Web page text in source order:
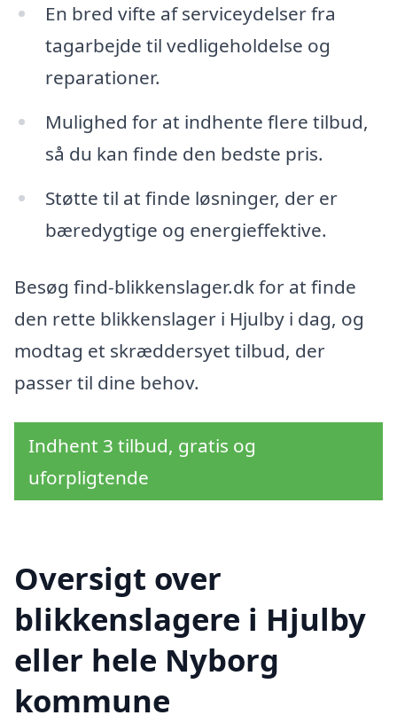
En bred vifte af serviceydelser fra
tagarbejde til vedligeholdelse og
reparationer.
Mulighed for at indhente flere tilbud,
så du kan finde den bedste pris.
Støtte til at finde løsninger, der er
bæredygtige og energieffektive.
Besøg find-blikkenslager.dk for at finde
den rette blikkenslager i Hjulby i dag, og
modtag et skræddersyet tilbud, der
passer til dine behov.
Indhent 3 tilbud, gratis og
uforpligtende
Oversigt over
blikkenslagere i Hjulby
eller hele Nyborg
kommune